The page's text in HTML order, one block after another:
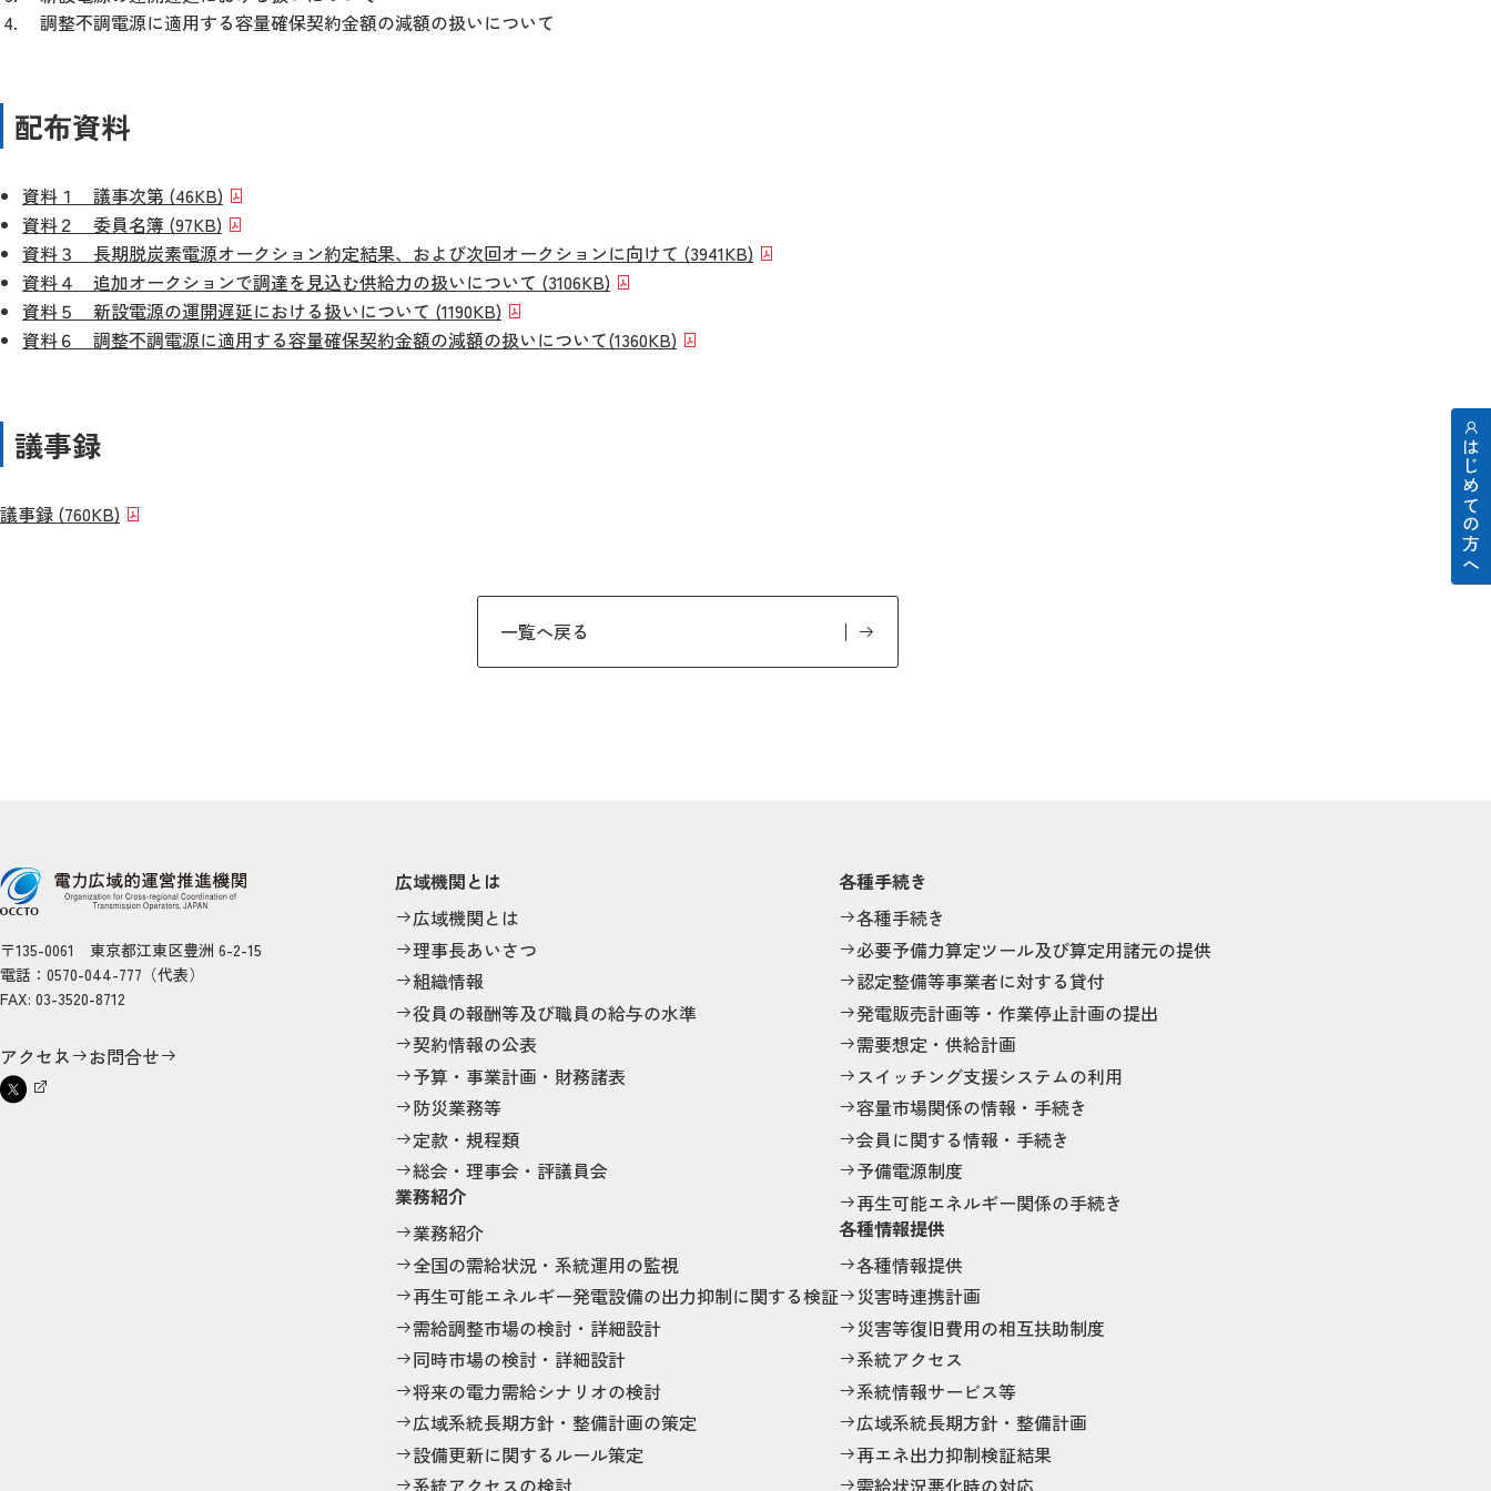
調整不調電源に適用する容量確保契約金額の減額の扱いについて
配布資料
資料１ 議事次第 (46KB)
資料２ 委員名簿 (97KB)
資料３ 長期脱炭素電源オークション約定結果、および次回オークションに向けて (3941KB)
資料４ 追加オークションで調達を見込む供給力の扱いについて (3106KB)
資料５ 新設電源の運開遅延における扱いについて (1190KB)
資料６ 調整不調電源に適用する容量確保契約金額の減額の扱いについて(1360KB)
議事録
議事録 (760KB)
一覧へ戻る
はじめての方へ
〒135-0061 東京都江東区豊洲 6-2-15
電話：0570-044-777（代表）
FAX: 03-3520-8712
アクセス お問合せ
広域機関とは
広域機関とは
理事長あいさつ
組織情報
役員の報酬等及び職員の給与の水準
契約情報の公表
予算・事業計画・財務諸表
防災業務等
定款・規程類
総会・理事会・評議員会
業務紹介
業務紹介
全国の需給状況・系統運用の監視
再生可能エネルギー発電設備の出力抑制に関する検証
需給調整市場の検討・詳細設計
同時市場の検討・詳細設計
将来の電力需給シナリオの検討
広域系統長期方針・整備計画の策定
設備更新に関するルール策定
系統アクセスの検討
各種手続き
各種手続き
必要予備力算定ツール及び算定用諸元の提供
認定整備等事業者に対する貸付
発電販売計画等・作業停止計画の提出
需要想定・供給計画
スイッチング支援システムの利用
容量市場関係の情報・手続き
会員に関する情報・手続き
予備電源制度
再生可能エネルギー関係の手続き
各種情報提供
各種情報提供
災害時連携計画
災害等復旧費用の相互扶助制度
系統アクセス
系統情報サービス等
広域系統長期方針・整備計画
再エネ出力抑制検証結果
需給状況悪化時の対応